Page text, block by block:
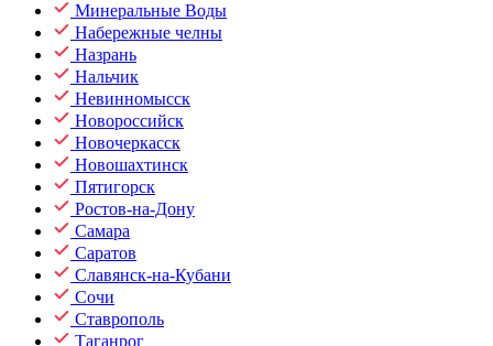
Минеральные Воды
Набережные челны
Назрань
Нальчик
Невинномысск
Новороссийск
Новочеркасск
Новошахтинск
Пятигорск
Ростов-на-Дону
Самара
Саратов
Славянск-на-Кубани
Сочи
Ставрополь
Таганрог